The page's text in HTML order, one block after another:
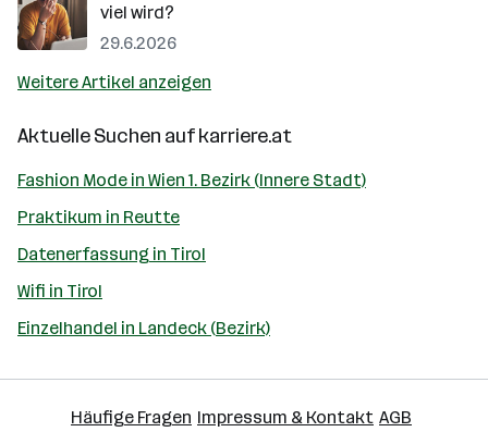
viel wird?
29.6.2026
Weitere Artikel anzeigen
Aktuelle Suchen aufkarriere.at
Fashion Mode in Wien 1. Bezirk (Innere Stadt)
Praktikum in Reutte
Datenerfassung in Tirol
Wifi in Tirol
Einzelhandel in Landeck (Bezirk)
Häufige Fragen Impressum & Kontakt AGB